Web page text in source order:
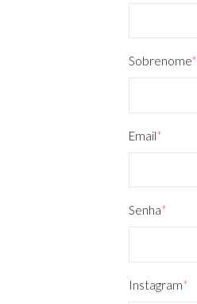
Sobrenome*
Email*
Senha*
Instagram*